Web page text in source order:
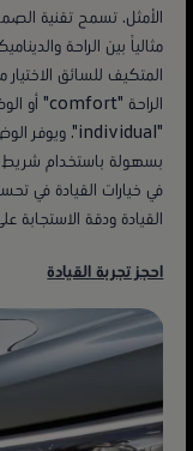
الأمثل. تسمح تقنية
مثالياً بين الراحة
المتكيف للسائق
بسهولة باستخدام شريط
في خيارات القيادة في
القيادة ودقة الاستجابة
احجز تجربة القيادة